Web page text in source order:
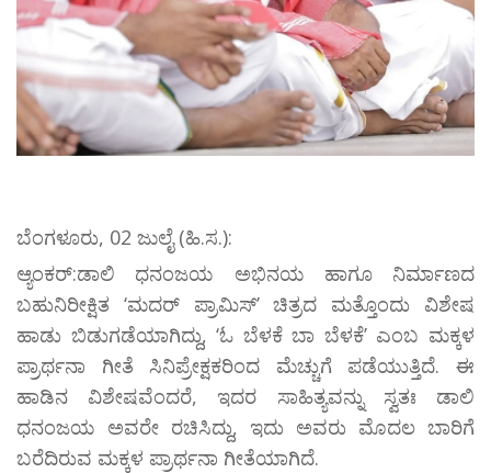
ಬೆಂಗಳೂರು, 02 ಜುಲೈ (ಹಿ.ಸ.):
ಆ್ಯಂಕರ್:ಡಾಲಿ ಧನಂಜಯ ಅಭಿನಯ ಹಾಗೂ ನಿರ್ಮಾಣದ
ಬಹುನಿರೀಕ್ಷಿತ ‘ಮದರ್‌ ಪ್ರಾಮಿಸ್‌’ ಚಿತ್ರದ ಮತ್ತೊಂದು ವಿಶೇಷ
ಹಾಡು ಬಿಡುಗಡೆಯಾಗಿದ್ದು, ‘ಓ ಬೆಳಕೆ ಬಾ ಬೆಳಕೆ’ ಎಂಬ ಮಕ್ಕಳ
ಪ್ರಾರ್ಥನಾ ಗೀತೆ ಸಿನಿಪ್ರೇಕ್ಷಕರಿಂದ ಮೆಚ್ಚುಗೆ ಪಡೆಯುತ್ತಿದೆ. ಈ
ಹಾಡಿನ ವಿಶೇಷವೆಂದರೆ, ಇದರ ಸಾಹಿತ್ಯವನ್ನು ಸ್ವತಃ ಡಾಲಿ
ಧನಂಜಯ ಅವರೇ ರಚಿಸಿದ್ದು, ಇದು ಅವರು ಮೊದಲ ಬಾರಿಗೆ
ಬರೆದಿರುವ ಮಕ್ಕಳ ಪ್ರಾರ್ಥನಾ ಗೀತೆಯಾಗಿದೆ.